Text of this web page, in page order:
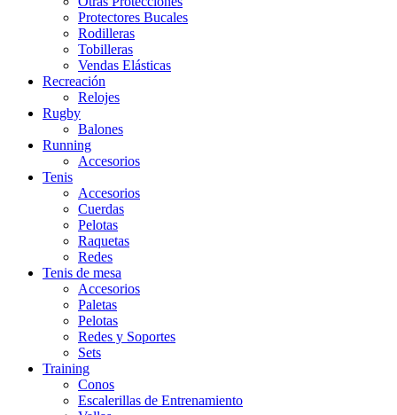
Protectores Bucales
Rodilleras
Tobilleras
Vendas Elásticas
Recreación
Relojes
Rugby
Balones
Running
Accesorios
Tenis
Accesorios
Cuerdas
Pelotas
Raquetas
Redes
Tenis de mesa
Accesorios
Paletas
Pelotas
Redes y Soportes
Sets
Training
Conos
Escalerillas de Entrenamiento